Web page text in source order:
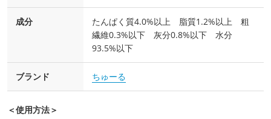
成分
たんぱく質4.0%以上 脂質1.2%以上 粗
繊維0.3%以下 灰分0.8%以下 水分
93.5%以下
ブランド ちゅーる
＜使用方法＞